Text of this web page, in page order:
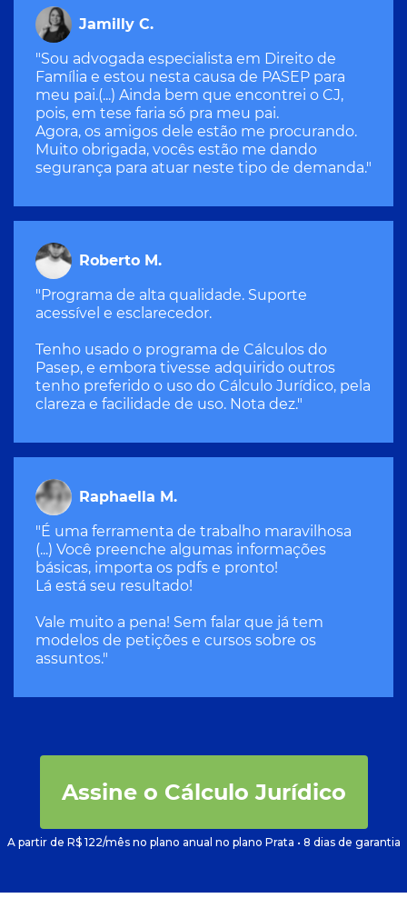
Jamilly C.
"Sou advogada especialista em Direito de
Família e estou nesta causa de PASEP para
meu pai.(...) Ainda bem que encontrei o CJ,
pois, em tese faria só pra meu pai.
Agora, os amigos dele estão me procurando.
Muito obrigada, vocês estão me dando
segurança para atuar neste tipo de demanda."
Roberto M.
"Programa de alta qualidade. Suporte
acessível e esclarecedor.
Tenho usado o programa de Cálculos do
Pasep, e embora tivesse adquirido outros
tenho preferido o uso do Cálculo Jurídico, pela
clareza e facilidade de uso. Nota dez."
Raphaella M.
"É uma ferramenta de trabalho maravilhosa
(...) Você preenche algumas informações
básicas, importa os pdfs e pronto!
Lá está seu resultado!
Vale muito a pena! Sem falar que já tem
modelos de petições e cursos sobre os
assuntos."
Assine o Cálculo Jurídico
A partir de R$ 122/mês no plano anual no plano Prata • 8 dias de garantia